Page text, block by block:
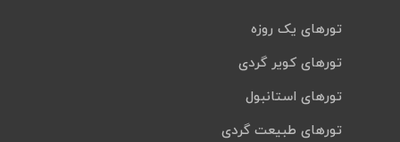
تورهای یک روزه
تورهای کویر گردی
تورهای استانبول
تورهای طبیعت گردی